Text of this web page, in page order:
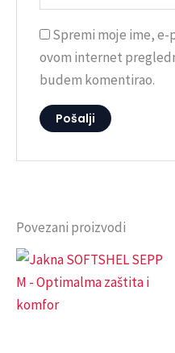
Spremi moje ime,
ovom internet
budem komentirao.
Povezani proizvodi